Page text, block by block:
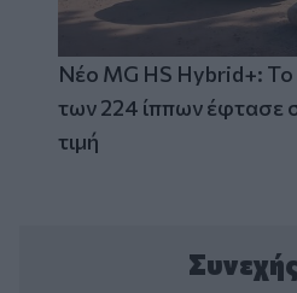
Νέο MG HS Hybrid+: Το
των 224 ίππων έφτασε
τιμή